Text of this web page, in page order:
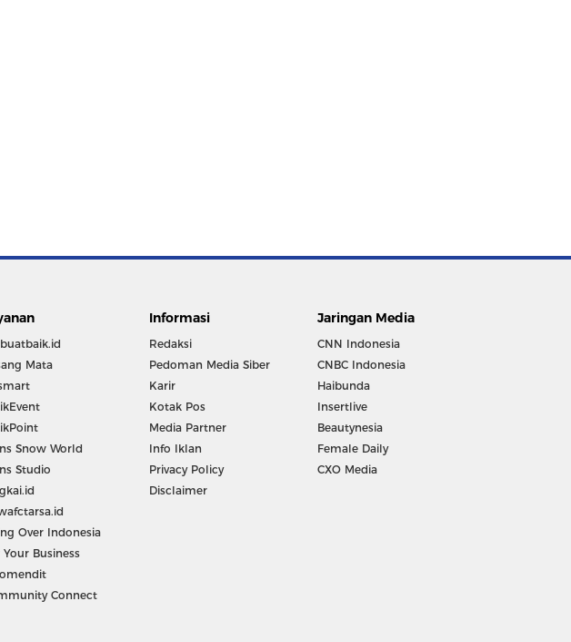
Mata
Snow World
Studio
Over Indonesia
Your Business
Connect
Informasi
Redaksi
Pedoman Media Siber
Karir
Kotak Pos
Media Partner
Info Iklan
Privacy Policy
Disclaimer
Jaringan Media
CNN Indonesia
CNBC Indonesia
Haibunda
Insertlive
Beautynesia
Female Daily
CXO Media